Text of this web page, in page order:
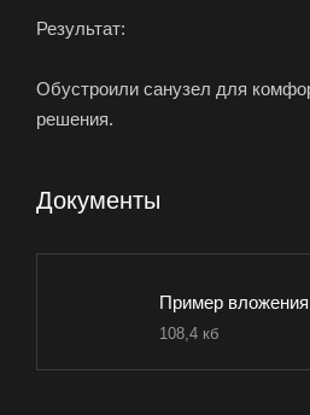
Результат:
Обустроили санузел для
решения.
Документы
Пример вложения
108,4 кб